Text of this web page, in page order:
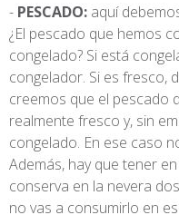
PESCADO: aquí
¿El pescado que hemos
congelado? Si está
congelador. Si es fresco,
creemos que el pescado
realmente fresco y, sin
congelado. En ese caso
Además, hay que tener
conserva en la nevera
no vas a consumirlo en